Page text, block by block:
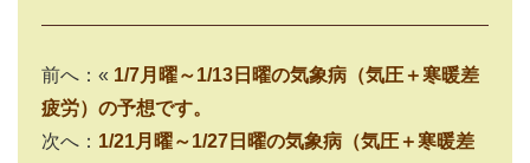
前へ：« 1/7月曜～1/13日曜の気象病（気圧＋寒暖差
疲労）の予想です。
次へ： 1/21月曜～1/27日曜の気象病（気圧＋寒暖差